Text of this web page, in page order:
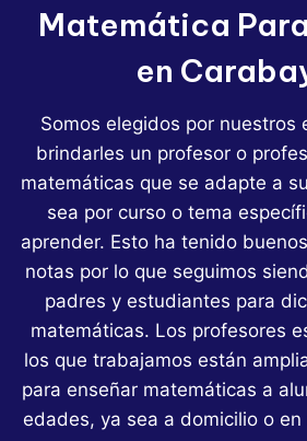
Matemática
en
Somos elegidos por nuestros
brindarles un profesor o
matemáticas que se adapte a
sea por curso o tema
aprender. Esto ha tenido
notas por lo que seguimos
padres y estudiantes para
matemáticas. Los profesores
los que trabajamos están
para enseñar matemáticas a
edades, ya sea a domicilio o